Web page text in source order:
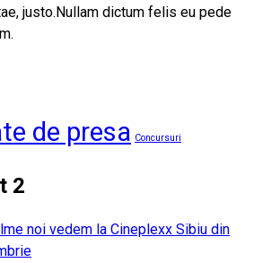
justo.Nullam dictum felis eu pede
de presa Concursuri
2